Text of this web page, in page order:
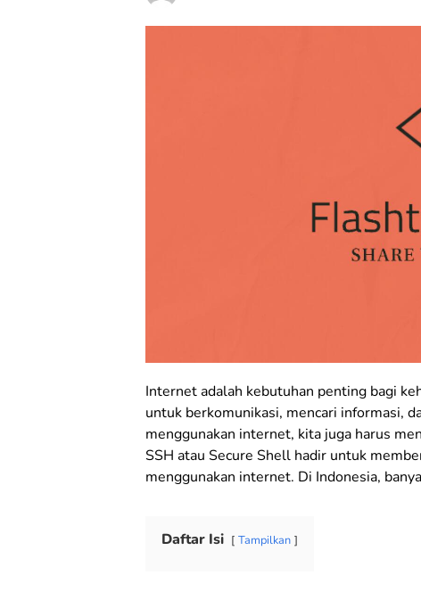
Internet adalah kebutuhan penting bagi
untuk berkomunikasi, mencari informasi,
menggunakan internet, kita juga harus
SSH atau Secure Shell hadir untuk
menggunakan internet. Di Indonesia,
Daftar Isi Tampilkan